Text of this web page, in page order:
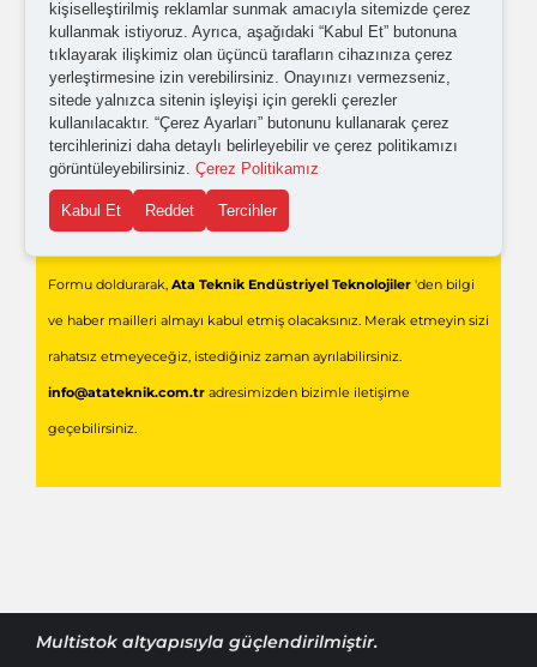
açık rıza metni 'ni okudum,onaylıyorum.
Gönder
Formu doldurarak, Ata Teknik Endüstriyel Teknolojiler'den bilgi
ve haber mailleri almayı kabul etmiş olacaksınız. Merak etmeyin sizi
rahatsız etmeyeceğiz, istediğiniz zaman ayrılabilirsiniz.
info@atateknik.com.tradresimizden bizimle iletişime
geçebilirsiniz.
Multistok altyapısıyla güçlendirilmiştir.
kişiselleştirilmiş reklamlar sunmak amacıyla sitemizde çerez
kullanmak istiyoruz. Ayrıca, aşağıdaki “Kabul Et” butonuna
tıklayarak ilişkimiz olan üçüncü tarafların cihazınıza çerez
yerleştirmesine izin verebilirsiniz. Onayınızı vermezseniz,
sitede yalnızca sitenin işleyişi için gerekli çerezler
kullanılacaktır. “Çerez Ayarları” butonunu kullanarak çerez
tercihlerinizi daha detaylı belirleyebilir ve çerez politikamızı
görüntüleyebilirsiniz. Çerez Politikamız
Kabul Et Reddet Tercihler